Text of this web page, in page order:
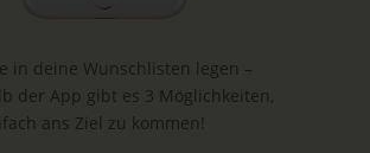
in deine Wunschlisten legen –
der App gibt es 3 Möglichkeiten,
ans Ziel zu kommen!